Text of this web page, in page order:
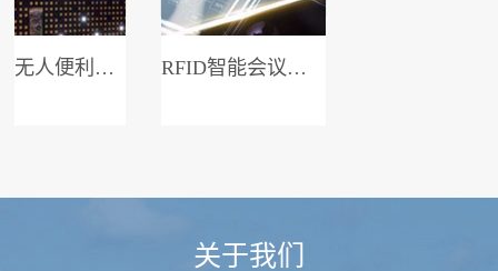
无人便利店系统 RFID智能会议签到系统
关于我们